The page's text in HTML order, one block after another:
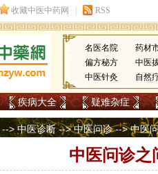
名医名院 药材
偏方秘方
中医
中医针灸
自然
疾病大全 疑难杂症
-->中医诊断-->中医问诊--> 中医
中医问诊之